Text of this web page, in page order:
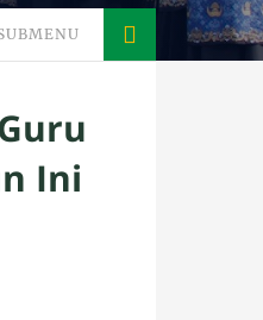
Ini